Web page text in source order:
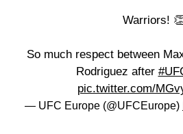
Warriors!
So much respect between
Rodriguez after
pic.twitter.com/
— UFC Europe (@UFCEurope)